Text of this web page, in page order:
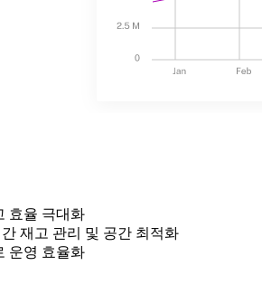
효율 극대화
재고 관리 및 공간 최적화
운영 효율화